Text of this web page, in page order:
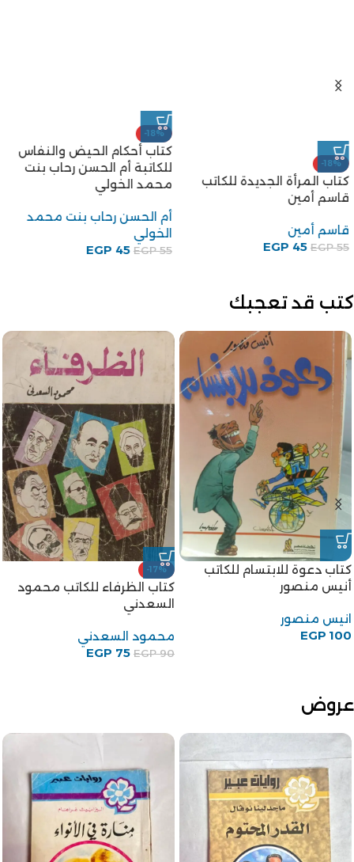
-18%
كتاب المرأة الجديدة للكاتب
قاسم أمين
قاسم أمين
EGP55
EGP 45
-18%
كتاب أحكام الحيض والنفاس
للكاتبة أم الحسن رحاب بنت
محمد الخولي
أم الحسن رحاب بنت محمد
الخولي
EGP55
EGP 45
كتب قد تعجبك
-29%
رواية أم العروسة للكاتب
عبدالحميد جودة السحار
الملخبطة – ياسر قطامش
ياسر قطامش
EGP50
عروض